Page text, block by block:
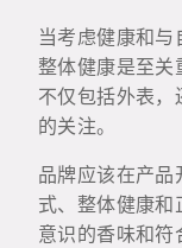
当考虑健康和与
整体健康是至关
不仅包括外表，
的关注。
品牌应该在产品
式、整体健康和
意识的香味和符